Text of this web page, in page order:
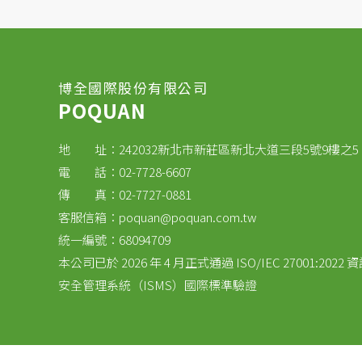
博全國際股份有限公司
POQUAN
地 址：242032新北市新莊區新北大道三段5號9樓之5
電 話：02-7728-6607
傳 真：02-7727-0881
客服信箱： poquan@poquan.com.tw
統一編號：68094709
本公司已於 2026 年 4 月正式通過 ISO/IEC 27001:2022
安全管理系統（ISMS）國際標準驗證